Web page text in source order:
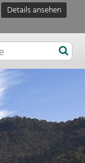
Details ansehen